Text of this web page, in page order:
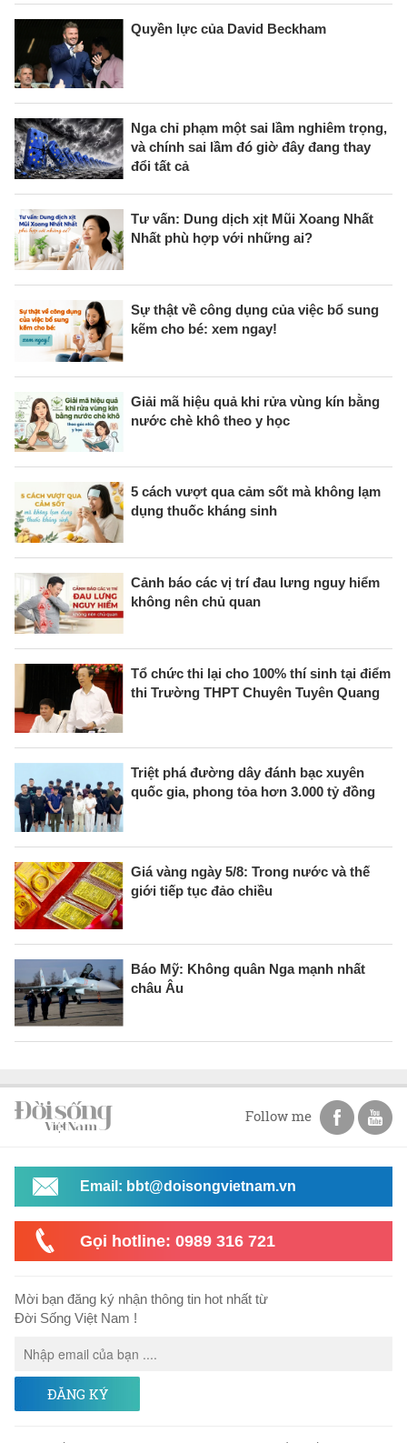
Quyền lực của David Beckham
Nga chỉ phạm một sai lầm nghiêm trọng,
và chính sai lầm đó giờ đây đang thay
đổi tất cả
Tư vấn: Dung dịch xịt Mũi Xoang Nhất
Nhất phù hợp với những ai?
Sự thật về công dụng của việc bổ sung
kẽm cho bé: xem ngay!
Giải mã hiệu quả khi rửa vùng kín bằng
nước chè khô theo y học
5 cách vượt qua cảm sốt mà không lạm
dụng thuốc kháng sinh
Cảnh báo các vị trí đau lưng nguy hiểm
không nên chủ quan
Tổ chức thi lại cho 100% thí sinh tại điểm
thi Trường THPT Chuyên Tuyên Quang
Triệt phá đường dây đánh bạc xuyên
quốc gia, phong tỏa hơn 3.000 tỷ đồng
Giá vàng ngày 5/8: Trong nước và thế
giới tiếp tục đảo chiều
Báo Mỹ: Không quân Nga mạnh nhất
châu Âu
Follow me
Email: bbt@doisongvietnam.vn
Gọi hotline: 0989 316 721
Mời bạn đăng ký nhận thông tin hot nhất từ
Đời Sống Việt Nam !
ĐĂNG KÝ